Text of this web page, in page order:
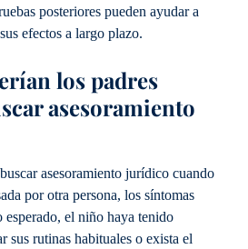
posteriores pueden ayudar a
efectos a largo plazo.
los padres
asesoramiento
asesoramiento jurídico cuando
por otra persona, los síntomas
esperado, el niño haya tenido
sus rutinas habituales o exista el